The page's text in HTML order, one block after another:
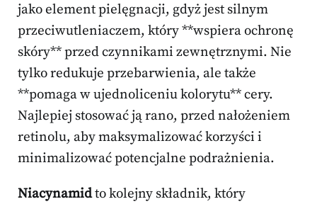
jako element pielęgnacji, gdyż jest silnym
przeciwutleniaczem, który **wspiera ochronę
skóry** przed czynnikami zewnętrznymi. Nie
tylko redukuje przebarwienia, ale także
**pomaga w ujednoliceniu kolorytu** cery.
Najlepiej stosować ją rano, przed nałożeniem
retinolu, aby maksymalizować korzyści i
minimalizować potencjalne podrażnienia.
Niacynamidto kolejny składnik, który